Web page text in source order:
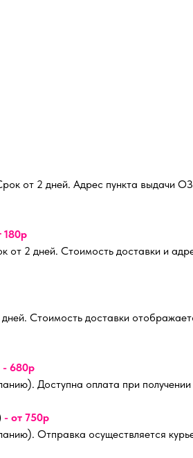
от 2 дней. Адрес пункта выдачи
180р
2 дней. Стоимость доставки и
Стоимость доставки
- 680р
Доступна оплата при
- от 750р
Отправка осуществляется